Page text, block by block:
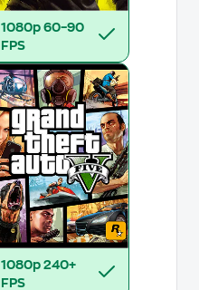
1080p 60–90
FPS
1080p 240+
FPS